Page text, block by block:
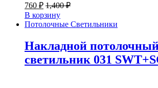
760 ₽ 1,400₽
В корзину
Потолочные Светильники
Накладной
светильник 031